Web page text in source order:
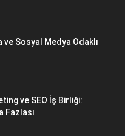
ve Sosyal Medya Odaklı
ve SEO İş Birliği:
Fazlası